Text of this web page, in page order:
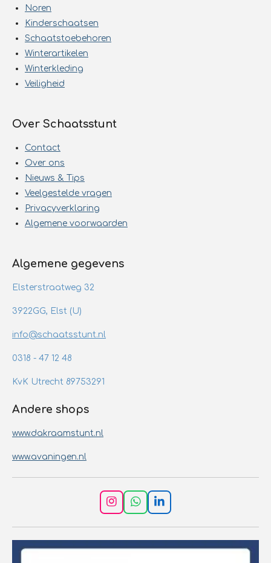
Noren
Kinderschaatsen
Schaatstoebehoren
Winterartikelen
Winterkleding
Veiligheid
Over Schaatsstunt
Contact
Over ons
Nieuws & Tips
Veelgestelde vragen
Privacyverklaring
Algemene voorwaarden
Algemene gegevens
Elsterstraatweg 32
3922GG, Elst (U)
info@schaatsstunt.nl
0318 - 47 12 48
KvK Utrecht 89753291
Andere shops
www.dakraamstunt.nl
www.avaningen.nl
I
n
s
t
a
W
h
a
t
s
L
i
n
k
e